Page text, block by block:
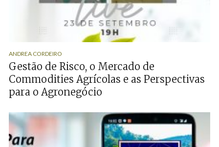
ANDREA CORDEIRO
Gestão de Risco, o Mercado de
Commodities Agrícolas e as Perspectivas
para o Agronegócio